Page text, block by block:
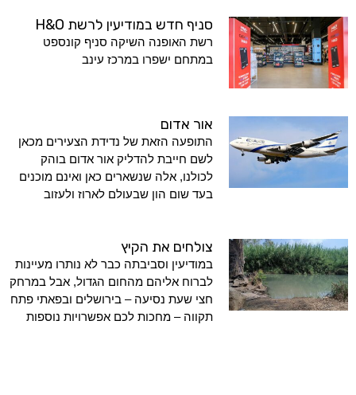
סניף חדש במודיעין לרשת H&O
רשת האופנה השיקה סניף קונספט
במתחם ישפרו במרכז עינב
אור אדום
התופעה הזאת של נדידת הצעירים מכאן
לשם חייבת להדליק אור אדום בוהק
לכולנו, אלה שנשארים כאן ואינם מוכנים
בעד שום הון שבעולם לארוז ולעזוב
צולחים את הקיץ
במודיעין וסביבתה כבר לא נותרו מעיינות
לברוח אליהם מהחום הגדול, אבל במרחק
חצי שעת נסיעה – בירושלים ובפאתי פתח
תקווה – מחכות לכם אפשרויות נוספות